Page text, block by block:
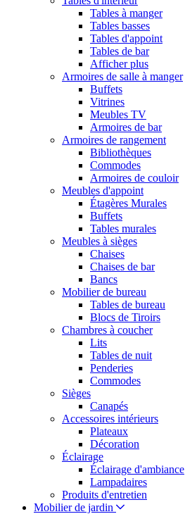
Tables à manger
Tables basses
Tables d'appoint
Tables de bar
Afficher plus
Armoires de salle à manger
Buffets
Vitrines
Meubles TV
Armoires de bar
Armoires de rangement
Bibliothèques
Commodes
Armoires de couloir
Meubles d'appoint
Étagères Murales
Buffets
Tables murales
Meubles à sièges
Chaises
Chaises de bar
Bancs
Mobilier de bureau
Tables de bureau
Blocs de Tiroirs
Chambres à coucher
Lits
Tables de nuit
Penderies
Commodes
Sièges
Canapés
Accessoires intérieurs
Plateaux
Décoration
Éclairage
Éclairage d'ambiance
Lampadaires
Produits d'entretien
Mobilier de jardin